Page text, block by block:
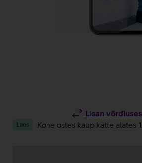
Lisan
Laos Kohe ostes kaup kätte alates